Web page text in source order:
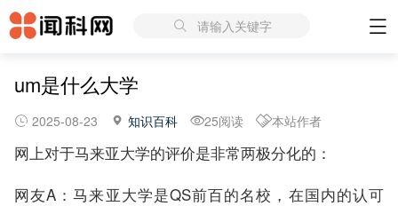
请输入关键字
um是什么大学
2025-08-23 知识百科 25阅读 本站作者
网上对于马来亚大学的评价是非常两极分化的：
网友A：马来亚大学是QS前百的名校，在国内的认可